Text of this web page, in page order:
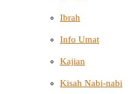
Ibrah
Info Umat
Kajian
Kisah Nabi-nabi